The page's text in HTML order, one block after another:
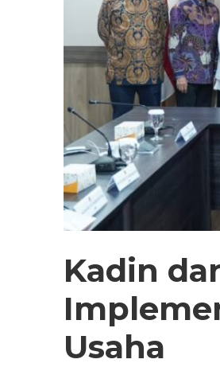
Kadin
Usaha